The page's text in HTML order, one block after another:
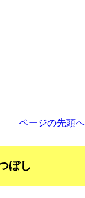
ページの先頭へ
ぼし